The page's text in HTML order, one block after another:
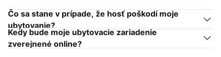
Čo sa stane v prípade, že hosť poškodí moje
ubytovanie?
Kedy bude moje ubytovacie zariadenie
zverejnené online?